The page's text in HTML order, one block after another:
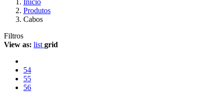
Início
Produtos
Cabos
Filtros
View as: list grid
54
55
56